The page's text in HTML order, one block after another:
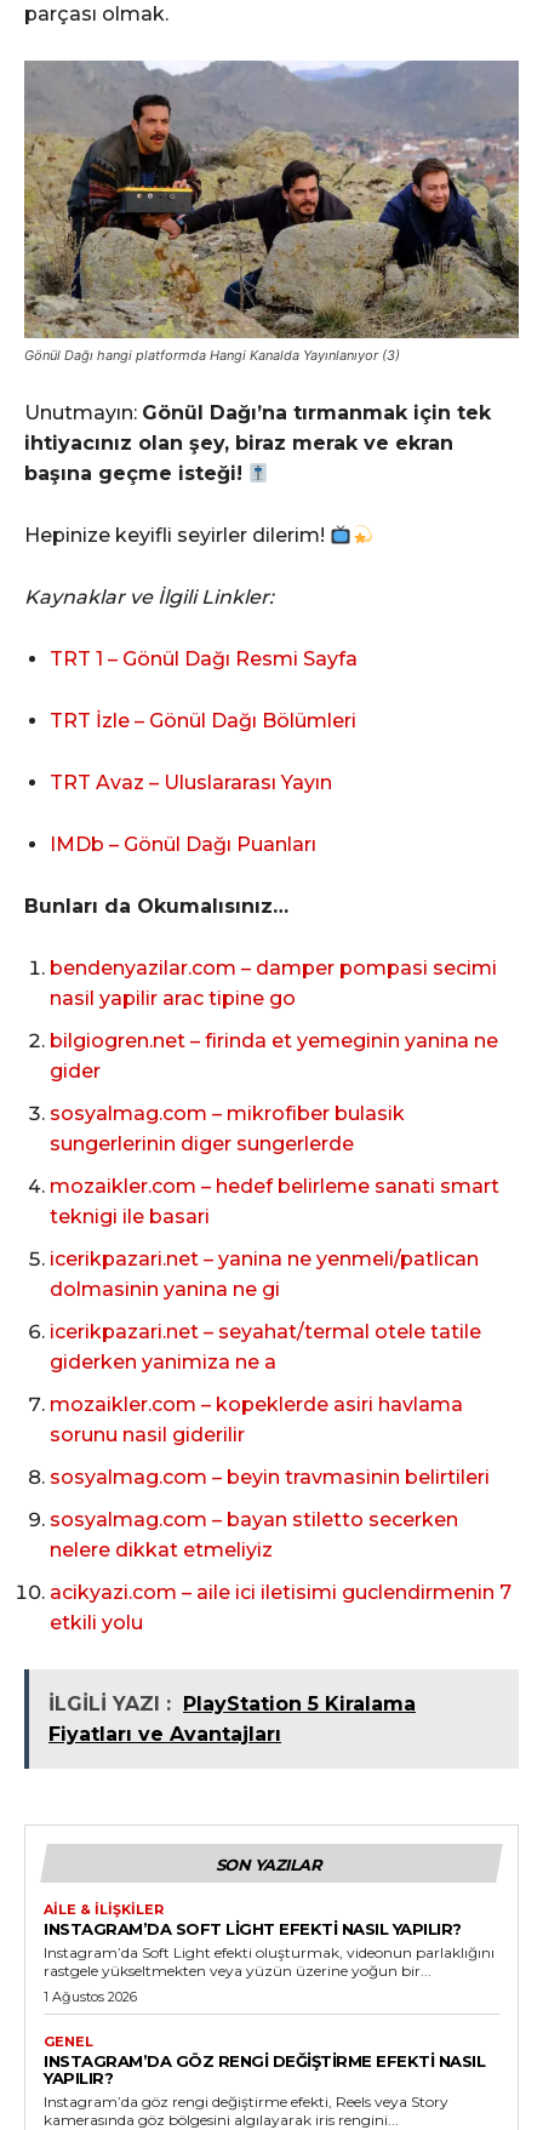
parçası olmak.
Gönül Dağı hangi platformda Hangi Kanalda Yayınlanıyor (3)
Unutmayın: Gönül Dağı’na tırmanmak için tek
ihtiyacınız olan şey, biraz merak ve ekran
başına geçme isteği!
Hepinize keyifli seyirler dilerim!
Kaynaklar ve İlgili Linkler:
TRT 1 – Gönül Dağı Resmi Sayfa
TRT İzle – Gönül Dağı Bölümleri
TRT Avaz – Uluslararası Yayın
IMDb – Gönül Dağı Puanları
Bunları da Okumalısınız…
bendenyazilar.com – damper pompasi secimi
nasil yapilir arac tipine go
bilgiogren.net – firinda et yemeginin yanina ne
gider
sosyalmag.com – mikrofiber bulasik
sungerlerinin diger sungerlerde
mozaikler.com – hedef belirleme sanati smart
teknigi ile basari
icerikpazari.net – yanina ne yenmeli/patlican
dolmasinin yanina ne gi
icerikpazari.net – seyahat/termal otele tatile
giderken yanimiza ne a
mozaikler.com – kopeklerde asiri havlama
sorunu nasil giderilir
sosyalmag.com – beyin travmasinin belirtileri
sosyalmag.com – bayan stiletto secerken
nelere dikkat etmeliyiz
acikyazi.com – aile ici iletisimi guclendirmenin 7
etkili yolu
İLGİLİ YAZI :
PlayStation 5 Kiralama
Fiyatları ve Avantajları
SON YAZILAR
AILE & İLIŞKILER
INSTAGRAM’DA SOFT LIGHT EFEKTI NASIL YAPILIR?
Instagram’da Soft Light efekti oluşturmak, videonun parlaklığını
rastgele yükseltmekten veya yüzün üzerine yoğun bir...
1 Ağustos 2026
GENEL
INSTAGRAM’DA GÖZ RENGI DEĞIŞTIRME EFEKTI NASIL
YAPILIR?
Instagram’da göz rengi değiştirme efekti, Reels veya Story
kamerasında göz bölgesini algılayarak iris rengini...